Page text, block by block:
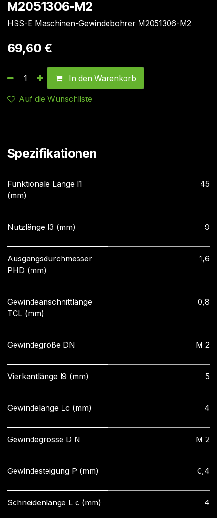
M2051306-M2
HSS-E Maschinen-Gewindebohrer M2051306-M2
69,60 €
In den Warenkorb
Auf die Wunschliste
Spezifikationen
Funktionale Länge l1
(mm)
45
Nutzlänge l3 (mm) 9
Ausgangsdurchmesser
PHD (mm)
1,6
Gewindeanschnittlänge
TCL (mm)
0,8
Gewindegröße DN M 2
Vierkantlänge l9 (mm) 5
Gewindelänge Lc (mm) 4
Gewindegrösse D N M 2
Gewindesteigung P (mm) 0,4
Schneidenlänge L c (mm) 4